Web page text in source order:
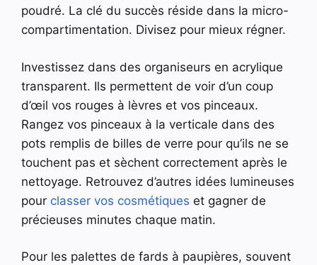
poudré. La clé du succès réside dans la micro-
compartimentation. Divisez pour mieux régner.
Investissez dans des organiseurs en acrylique
transparent. Ils permettent de voir d’un coup
d’œil vos rouges à lèvres et vos pinceaux.
Rangez vos pinceaux à la verticale dans des
pots remplis de billes de verre pour qu’ils ne se
touchent pas et sèchent correctement après le
nettoyage. Retrouvez d’autres idées lumineuses
pour classer vos cosmétiques et gagner de
précieuses minutes chaque matin.
Pour les palettes de fards à paupières, souvent